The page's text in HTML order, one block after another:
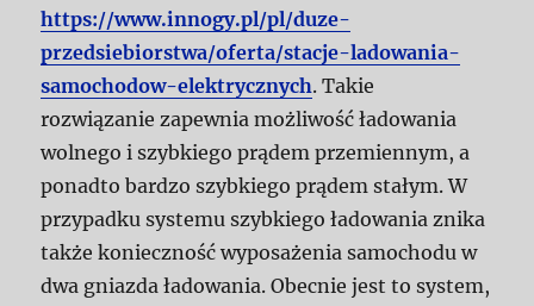
https://www.innogy.pl/pl/duze-
przedsiebiorstwa/oferta/stacje-ladowania-
samochodow-elektrycznych. Takie
rozwiązanie zapewnia możliwość ładowania
wolnego i szybkiego prądem przemiennym, a
ponadto bardzo szybkiego prądem stałym. W
przypadku systemu szybkiego ładowania znika
także konieczność wyposażenia samochodu w
dwa gniazda ładowania. Obecnie jest to system,